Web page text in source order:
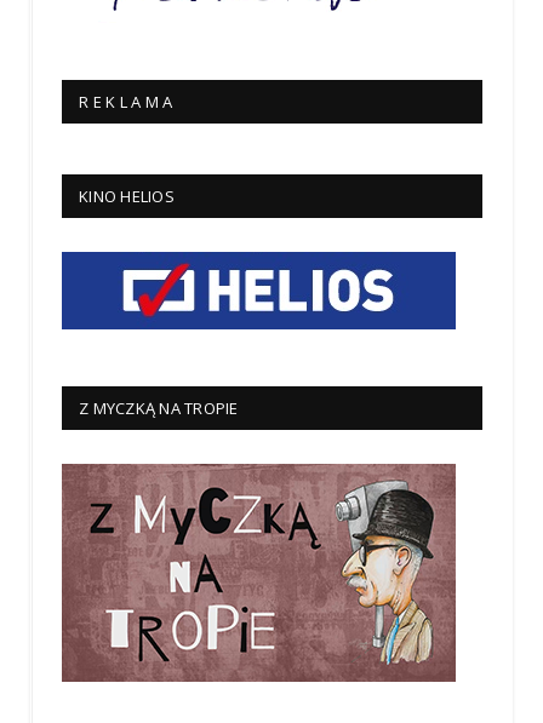
R E K L A M A
KINO HELIOS
Z MYCZKĄ NA TROPIE